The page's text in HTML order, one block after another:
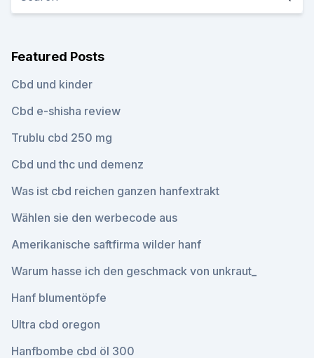
Featured Posts
Cbd und kinder
Cbd e-shisha review
Trublu cbd 250 mg
Cbd und thc und demenz
Was ist cbd reichen ganzen hanfextrakt
Wählen sie den werbecode aus
Amerikanische saftfirma wilder hanf
Warum hasse ich den geschmack von unkraut_
Hanf blumentöpfe
Ultra cbd oregon
Hanfbombe cbd öl 300